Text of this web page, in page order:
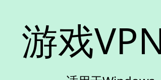
游戏